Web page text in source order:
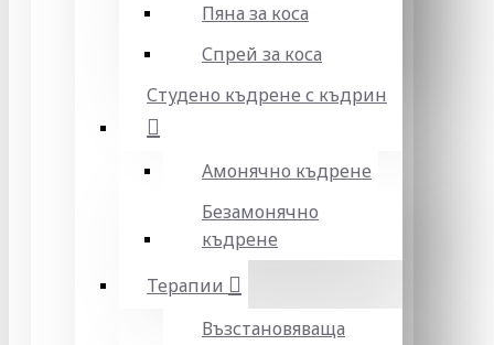
Пяна за коса
Спрей за коса
Студено къдрене с къдрин
Амонячно къдрене
Безамонячно
къдрене
Терапии
Възстановяваща